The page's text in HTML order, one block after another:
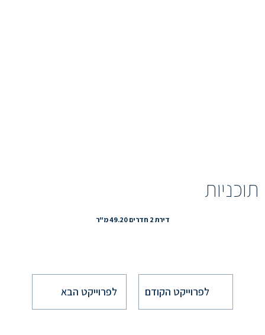
תוכניות
דירת 2 חדרים 49.20 מ"ר
לפרוייקט הבא לפרוייקט הקודם